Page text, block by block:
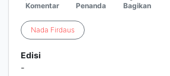
Komentar Penanda Bagikan
Nada Firdaus
Edisi
-